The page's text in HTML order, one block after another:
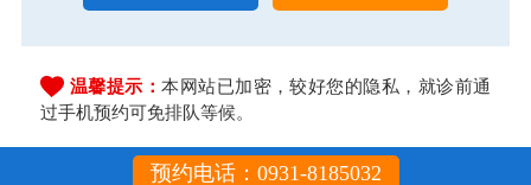
温馨提示：本网站已加密，较好您的隐私，就诊前通
过手机预约可免排队等候。
预约电话：0931-8185032